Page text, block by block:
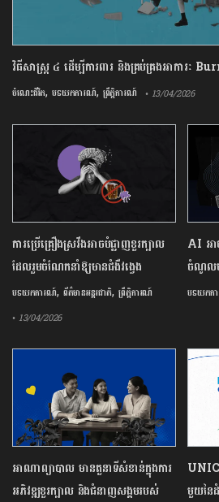
វិធីសាស្រ្ត ៤ ​ដើម្បី​ការពារ និងគ្រប់គ្រង​អាការៈ
ចំណេះជីវិត, បទយកការណ៍, ព្រឹត្តិការណ៍ • 13/04/2026
ការ​ប្រើគ្រឿង​ស្រវឹង​អាចបំផ្លាញ​ខួរក្បាល
ដែល​រួមចំណែក​នាំឱ្យ​មាន​ជំងឺ​វង្វេង
បទយកការណ៍, ព័ត៌មានអន្តរជាតិ,ព្រឹត្តិការណ៍
• 13/04/2026
AI អា
ចំណូលម
បទយកក
អាណាព្យាបាល មានតួនាទីសំខាន់ក្នុងការ
អភិវឌ្ឍខួរក្បាល និងជំនាញសង្គមរបស់
មួយ​ន